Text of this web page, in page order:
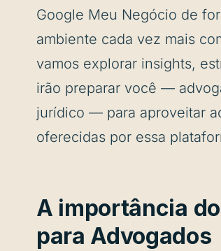
Google Meu Negócio de
ambiente cada vez mais
vamos explorar insights,
irão preparar você —
jurídico — para aproveitar
oferecidas por essa
A importância
para Advogados